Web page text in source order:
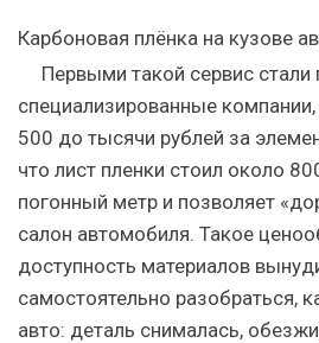
Карбоновая плёнка на кузове
Первыми такой сервис стали
специализированные
500 до тысячи рублей за
что лист пленки стоил около
погонный метр и позволяет
салон автомобиля. Такое
доступность материалов
самостоятельно разобраться,
авто: деталь снималась,